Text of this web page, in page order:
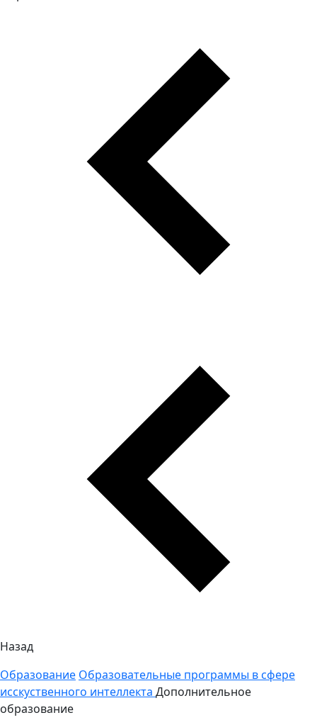
Назад
Образование Образовательные программы в сфере
исскуственного интеллекта Дополнительное
образование